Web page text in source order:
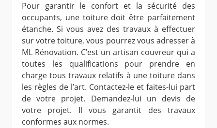
Pour garantir le confort et la sécurité des
occupants, une toiture doit être parfaitement
étanche. Si vous avez des travaux à effectuer
sur votre toiture, vous pourrez vous adresser à
ML Rénovation. C’est un artisan couvreur qui a
toutes les qualifications pour prendre en
charge tous travaux relatifs à une toiture dans
les règles de l’art. Contactez-le et faites-lui part
de votre projet. Demandez-lui un devis de
votre projet. Il vous garantit des travaux
conformes aux normes.